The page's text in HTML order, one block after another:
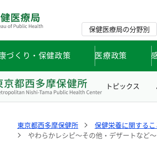
保健医療局の分野別
づくり・保健政策 医療政策
トピックス
東京都西多摩保健所 保健栄養に関するこ
やわらかレシピ～その他・デザートなど～